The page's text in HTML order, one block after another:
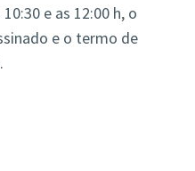
e as 12:00 h, o
e o termo de